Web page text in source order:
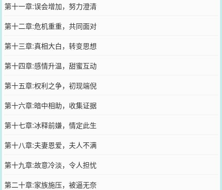
第十一章:误会增加，努力澄清
第十二章:危机重重，共同面对
第十三章:真相大白，转变思想
第十四章:感情升温，甜蜜互动
第十五章:权利之争，初现端倪
第十六章:暗中相助，收集证据
第十七章:冰释前嫌，情定此生
第十八章:夫妻恩爱，夫人不满
第十九章:故意冷淡，令人担忧
第二十章:家族施压，被逼无奈